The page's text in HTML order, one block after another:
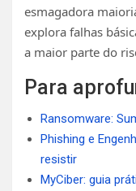
esmagadora
explora falhas
a maior parte do
Para
Ransomware:
Phishing e
resistir
MyCiber: guia